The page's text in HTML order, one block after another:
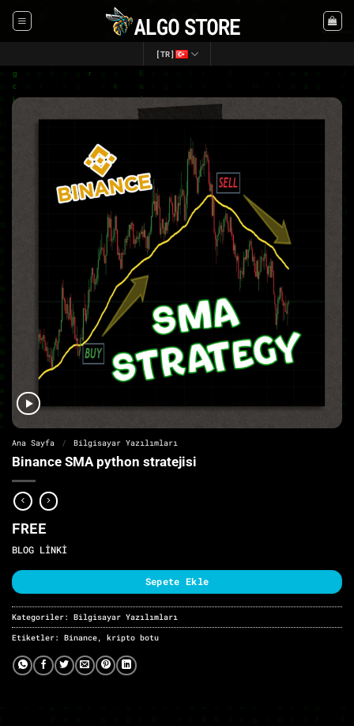
atla
[TR]
Ana Sayfa / Bilgisayar Yazılımları
Binance SMA python stratejisi
FREE
BLOG LİNKİ
Sepete Ekle
Kategoriler: Bilgisayar Yazılımları
Etiketler: Binance, kripto botu